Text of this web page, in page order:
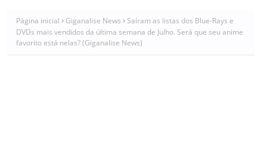
Página inicial Giganalise News
Saíram as listas dos Blue-Rays e
DVDs mais vendidos da última semana de Julho. Será que seu anime
favorito está nelas? (Giganalise News)